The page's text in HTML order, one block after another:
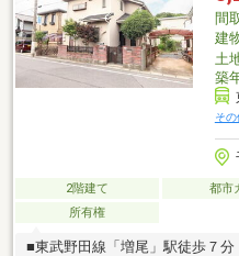
悩んできた数が多い私達だから
間
建
土
築
そ
2階建て 都市
所有権
■東武野田線「増尾」駅徒歩７